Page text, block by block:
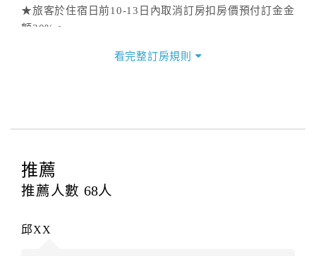
★旅客於住宿日前10-13日內取消訂房扣房價預付訂金金
額30%。
場索取。
三、隱私權條款
請您先填寫個人資料。您的個人資料都僅供飯店使用，
看完整訂房規則
推薦
推薦人數 68人
邱XX